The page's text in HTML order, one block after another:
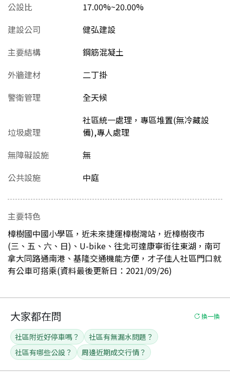
公設比
17.00%~20.00%
建設公司
健弘建設
主要結構
鋼筋混凝土
外牆建材
二丁掛
警衛管理
全天候
垃圾處理
社區統一處理，專區堆置(無冷藏設
備),專人處理
無障礙設施
無
公共設施
中庭
主要特色
樟樹國中國小學區，近未來捷運樟樹灣站，近樟樹夜市
(三、五、六、日)、U-bike、往北可達康寧街往東湖，南可
拿大同路通南港、基隆交通機能方便，才子佳人社區門口就
有公車可搭乘(資料最後更新日：2021/09/26)
大家都在問 換一換
社區附近好停車嗎？
社區有無漏水問題？
社區有哪些公設？
周邊近期成交行情？